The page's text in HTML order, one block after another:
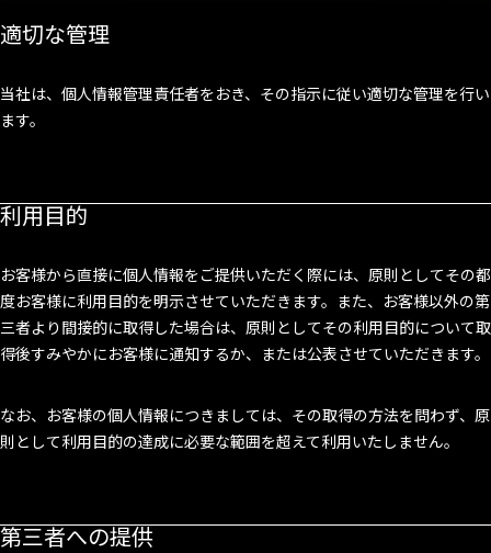
適切な管理
当社は、個人情報管理責任者をおき、その指示に従い適切な管理を行い
ます。
利用目的
お客様から直接に個人情報をご提供いただく際には、原則としてその都
度お客様に利用目的を明示させていただきます。また、お客様以外の第
三者より間接的に取得した場合は、原則としてその利用目的について取
得後すみやかにお客様に通知するか、または公表させていただきます。
なお、お客様の個人情報につきましては、その取得の方法を問わず、原
則として利用目的の達成に必要な範囲を超えて利用いたしません。
第三者への提供